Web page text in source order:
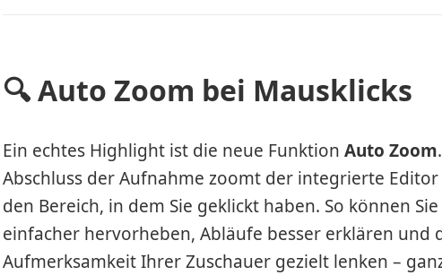
🔍 Auto Zoom bei Mausklicks
Ein echtes Highlight ist die neue FunktionAuto Zoom
Abschluss der Aufnahme zoomt der integrierte
den Bereich, in dem Sie geklickt haben. So können
einfacher hervorheben, Abläufe besser erklären und
Aufmerksamkeit Ihrer Zuschauer gezielt lenken –